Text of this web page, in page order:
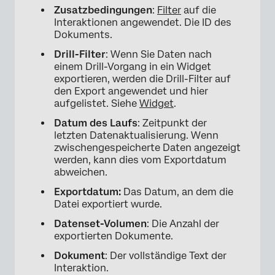
Zusatzbedingungen: Filter auf die
Interaktionen angewendet. Die ID des
Dokuments.
Drill-Filter: Wenn Sie Daten nach
einem Drill-Vorgang in ein Widget
exportieren, werden die Drill-Filter auf
den Export angewendet und hier
aufgelistet. Siehe Widget.
Datum des Laufs: Zeitpunkt der
letzten Datenaktualisierung. Wenn
zwischengespeicherte Daten angezeigt
werden, kann dies vom Exportdatum
abweichen.
Exportdatum: Das Datum, an dem die
Datei exportiert wurde.
Datenset-Volumen: Die Anzahl der
exportierten Dokumente.
Dokument: Der vollständige Text der
Interaktion.